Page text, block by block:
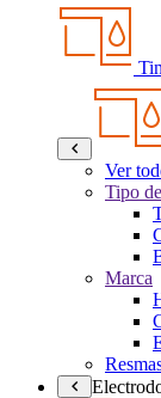
Ver
Tipo
Marca